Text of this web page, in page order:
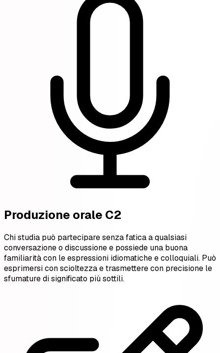
Produzione orale C2
Chi studia può partecipare senza fatica a qualsiasi
conversazione o discussione e possiede una buona
familiarità con le espressioni idiomatiche e colloquiali. Può
esprimersi con scioltezza e trasmettere con precisione le
sfumature di significato più sottili.